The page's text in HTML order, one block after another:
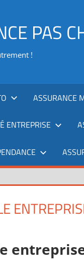
PAS
!
ASSURANCE
ENTREPRISE